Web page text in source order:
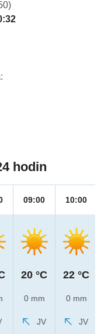
hodin
09:00
20 °C
0 mm
JV
10:00
22 °C
0 mm
JV